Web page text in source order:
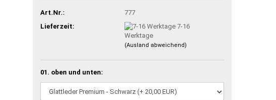
Art.Nr.:
777
Lieferzeit:
7-16
Werktage
(Ausland abweichend)
01. oben und unten: